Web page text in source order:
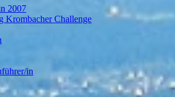
2007
Krombacher Challenge
in